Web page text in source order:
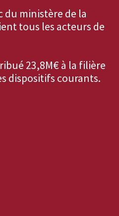
du ministère de la
tous les acteurs de
23,8M€ à la filière
dispositifs courants.